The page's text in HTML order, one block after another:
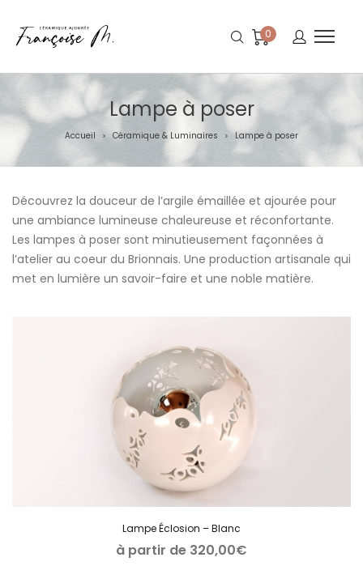
0
Lampe à poser
Accueil > Céramique & Luminaires > Lampe à poser
Découvrez la douceur de l’argile émaillée et ajourée pour
une ambiance lumineuse chaleureuse et réconfortante.
Les lampes à poser sont minutieusement façonnées à
l’atelier au coeur du Brionnais. Une production artisanale qui
met en lumière un savoir-faire et une noble matière.
Lampe Éclosion – Blanc
à partir de 320,00€